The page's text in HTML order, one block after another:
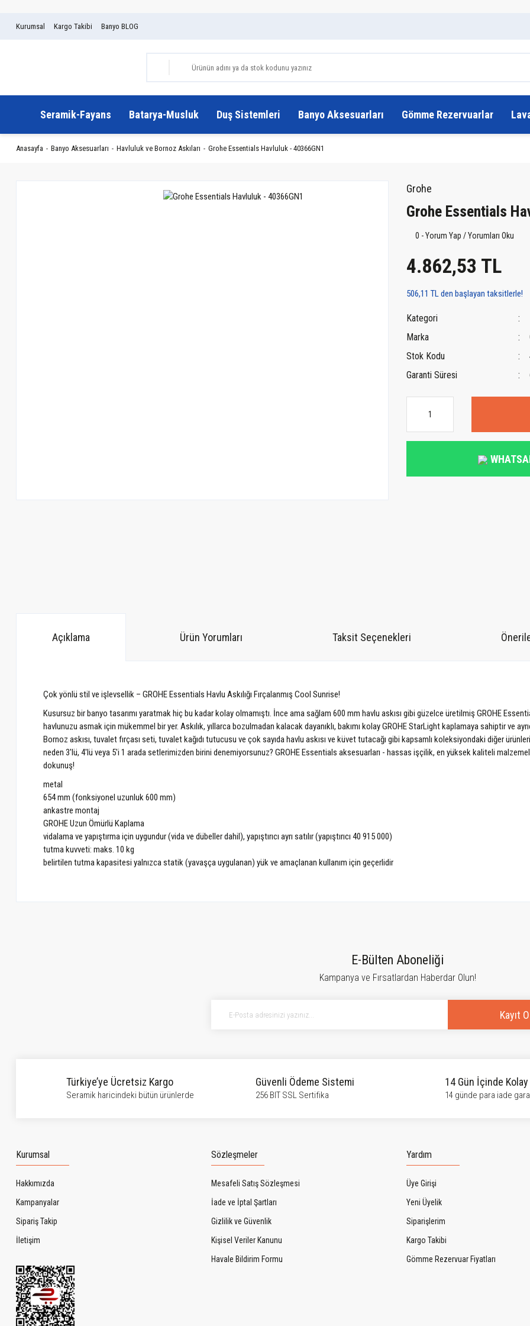
Kurumsal Kargo Takibi Banyo BLOG
Seramik-Fayans Batarya-Musluk Duş Sistemleri Banyo Aksesuarları Gömme Rezervuarlar
Anasayfa Banyo Aksesuarları Havluluk ve Bornoz Askıları Grohe Essentials Havluluk - 40366GN1
Grohe
Grohe Essentials
0 - Yorum Yap / Yorumları Oku
4.862,53 TL
506,11 TL den başlayan taksitlerle!
Kategori
Marka
Stok Kodu
Garanti Süresi
Açıklama Ürün Yorumları Taksit Seçenekleri
Çok yönlü stil ve işlevsellik – GROHE Essentials Havlu Askılığı Fırçalanmış Cool Sunrise!
Kusursuz bir banyo tasarımı yaratmak hiç bu kadar kolay olmamıştı. İnce ama sağlam 600 mm havlu askısı gibi güzelce üretilmiş GROHE
havlunuzu asmak için mükemmel bir yer. Askılık, yıllarca bozulmadan kalacak dayanıklı, bakımı kolay GROHE StarLight kaplamaya sahiptir ve
Bornoz askısı, tuvalet fırçası seti, tuvalet kağıdı tutucusu ve çok sayıda havlu askısı ve küvet tutacağı gibi kapsamlı koleksiyondaki diğer
neden 3'lü, 4'lü veya 5'i 1 arada setlerimizden birini denemiyorsunuz? GROHE Essentials aksesuarları - hassas işçilik, en yüksek kaliteli
dokunuş!
metal
654 mm (fonksiyonel uzunluk 600 mm)
ankastre montaj
GROHE Uzun Ömürlü Kaplama
vidalama ve yapıştırma için uygundur (vida ve dübeller dahil), yapıştırıcı ayrı satılır (yapıştırıcı 40 915 000)
tutma kuvveti: maks. 10 kg
belirtilen tutma kapasitesi yalnızca statik (yavaşça uygulanan) yük ve amaçlanan kullanım için geçerlidir
Bu ürüne ilk yorumu siz yapın!
E-Bülten Aboneliği
Kampanya ve Fırsatlardan Haberdar Olun!
Kayıt
Türkiye’ye Ücretsiz Kargo
Seramik haricindeki bütün ürünlerde
Güvenli Ödeme Sistemi
256 BIT SSL Sertifika
14 Gün İçinde
14 günde para iade
Kurumsal
Hakkımızda
Kampanyalar
Sipariş Takip
İletişim
Sözleşmeler
Mesafeli Satış Sözleşmesi
İade ve İptal Şartları
Gizlilik ve Güvenlik
Kişisel Veriler Kanunu
Havale Bildirim Formu
Yardım
Üye Girişi
Yeni Üyelik
Siparişlerim
Kargo Takibi
Gömme Rezervuar Fiyatları